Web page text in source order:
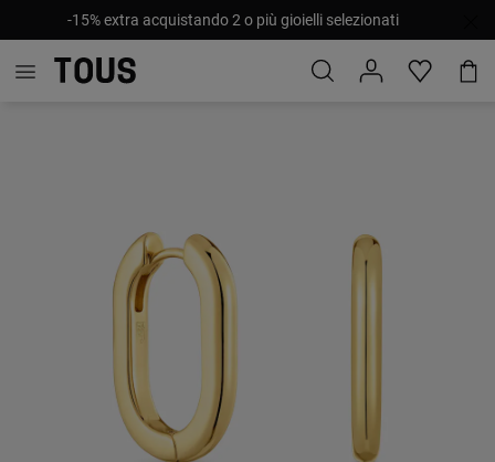
-15% extra acquistando 2 o più gioielli selezionati